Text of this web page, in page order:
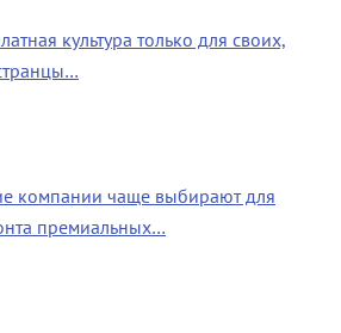
культура только для своих,
компании чаще выбирают для
премиальных…